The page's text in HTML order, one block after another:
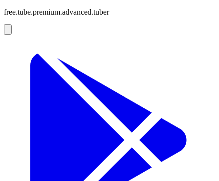
free.tube.premium.advanced.tuber